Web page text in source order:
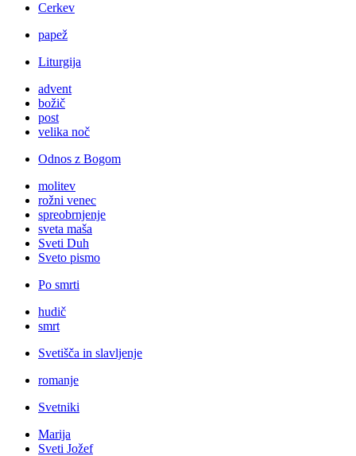
Cerkev
papež
Liturgija
advent
božič
post
velika noč
Odnos z Bogom
molitev
rožni venec
spreobrnjenje
sveta maša
Sveti Duh
Sveto pismo
Po smrti
hudič
smrt
Svetišča in slavljenje
romanje
Svetniki
Marija
Sveti Jožef